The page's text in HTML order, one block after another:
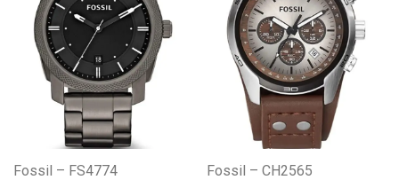
Fossil – FS4774 Fossil – CH2565